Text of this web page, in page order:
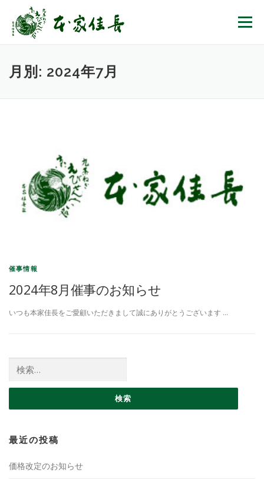
コンテンツへスキップ
メニュー
月別: 2024年7月
催事情報
2024年8月催事のお知らせ
いつも本家佳長をご愛顧いただきまして誠にありがとうございます …
最近の投稿
価格改定のお知らせ